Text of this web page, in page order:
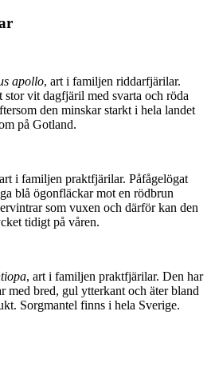
apollo, art i familjen riddarfjärilar.
vit dagfjäril med svarta och röda
den minskar starkt i hela landet
på Gotland.
i familjen praktfjärilar. Påfågelögat
blå ögonfläckar mot en rödbrun
som vuxen och därför kan den
tidigt på våren.
, art i familjen praktfjärilar. Den har
med bred, gul ytterkant och äter bland
Sorgmantel finns i hela Sverige.